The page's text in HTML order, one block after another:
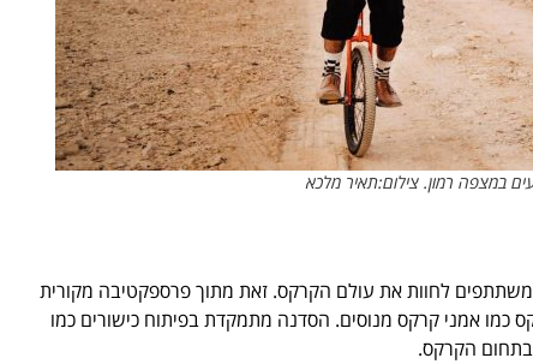
במצפה רמון. צילום:תאיר מלכא
לחוות את עולם הקרקס. זאת מתוך פרספקטיבה מקורית
אמני קרקס מנוסים. הסדנה מתמקדת בפיתוח כישורים כמו
בתחום הקרקס.